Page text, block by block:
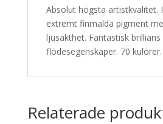
Absolut högsta artistkvalitet.
extremt finmalda pigment
ljusäkthet. Fantastisk brillians
flödesegenskaper. 70 kulörer.
Relaterade